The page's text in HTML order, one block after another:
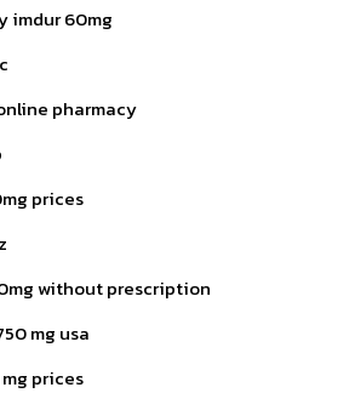
imdur 60mg
pharmacy
prices
without prescription
mg usa
prices